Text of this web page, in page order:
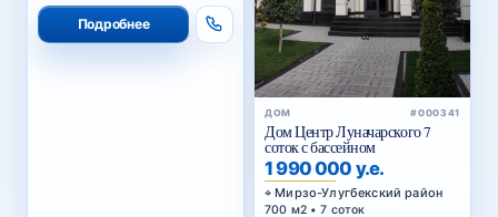
Подробнее
ДОМ #000341
Дом Центр Луначарского 7
соток с бассейном
1 990 000 у.е.
Мирзо-Улугбекский район
700 м2 • 7 соток